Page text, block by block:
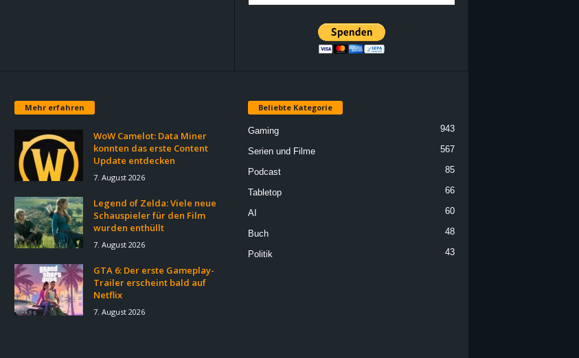
Mehr erfahren
WoW Camelot: Data Miner
konnten das erste Content
Update entdecken
7. August 2026
Legend of Zelda: Viele neue
Schauspieler für den Film
wurden enthüllt
7. August 2026
GTA 6: Der erste Gameplay-
Trailer erscheint bald auf
Netflix
7. August 2026
Beliebte Kategorie
Gaming 943
Serien und Filme 567
Podcast 85
Tabletop 66
AI 60
Buch 48
Politik 43